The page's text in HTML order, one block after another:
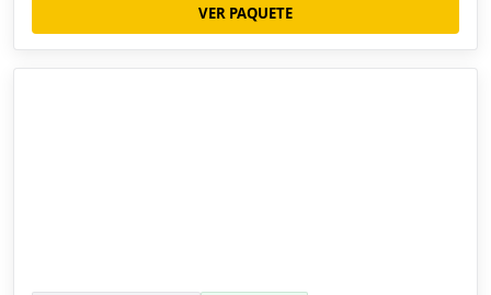
VER PAQUETE